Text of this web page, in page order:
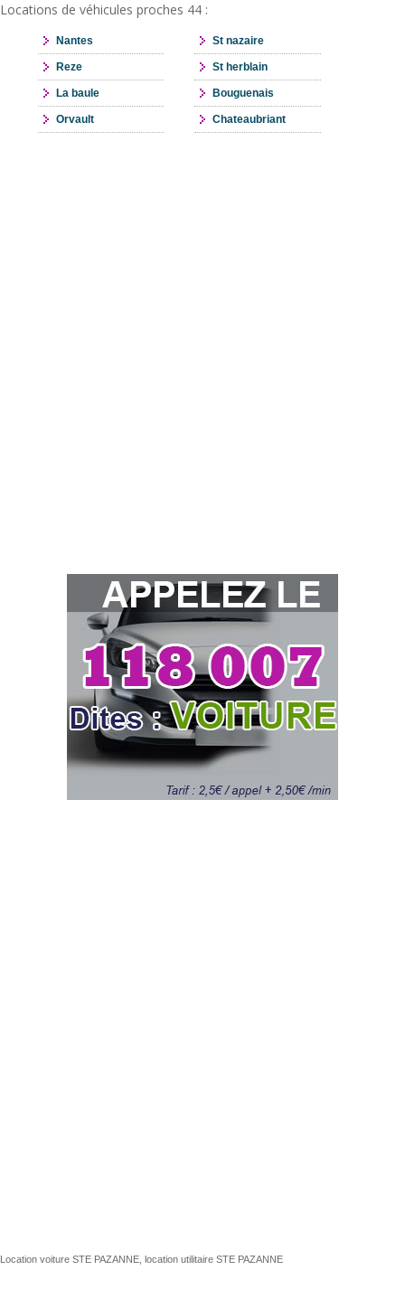
Locations de véhicules proches 44 :
Nantes St nazaire
Reze St herblain
La baule Bouguenais
Orvault Chateaubriant
Location voiture STE PAZANNE, location utilitaire STE PAZANNE